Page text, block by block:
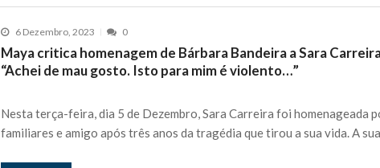
6 Dezembro, 2023 0
Maya critica homenagem de Bárbara Bandeira a Sara
“Achei de mau gosto. Isto para mim é violento…”
Nesta terça-feira, dia 5 de Dezembro, Sara Carreira foi homenageada
familiares e amigo após três anos da tragédia que tirou a sua vida. A